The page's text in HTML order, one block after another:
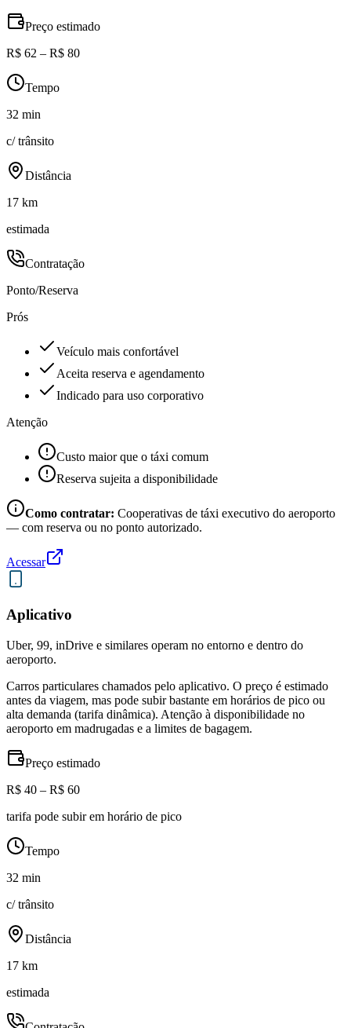
Preço estimado
R$ 62 – R$ 80
Tempo
32 min
c/ trânsito
Distância
17 km
estimada
Contratação
Ponto/Reserva
Prós
Veículo mais confortável
Aceita reserva e agendamento
Indicado para uso corporativo
Atenção
Custo maior que o táxi comum
Reserva sujeita a disponibilidade
Como contratar: Cooperativas de táxi executivo do aeroporto
— com reserva ou no ponto autorizado.
Acessar
Aplicativo
Uber, 99, inDrive e similares operam no entorno e dentro do
aeroporto.
Carros particulares chamados pelo aplicativo. O preço é estimado
antes da viagem, mas pode subir bastante em horários de pico ou
alta demanda (tarifa dinâmica). Atenção à disponibilidade no
aeroporto em madrugadas e a limites de bagagem.
Preço estimado
R$ 40 – R$ 60
tarifa pode subir em horário de pico
Tempo
32 min
c/ trânsito
Distância
17 km
estimada